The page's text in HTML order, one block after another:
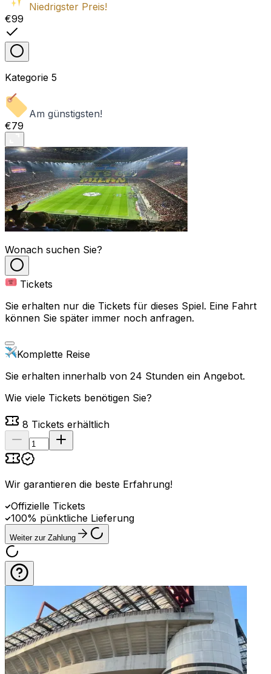
Niedrigster Preis!
€99
Kategorie 5
Am günstigsten!
€79
Wonach suchen Sie?
Tickets
Sie erhalten nur die Tickets für dieses Spiel. Eine Fahrt
können Sie später immer noch anfragen.
Komplette Reise
Sie erhalten innerhalb von 24 Stunden ein Angebot.
Wie viele Tickets benötigen Sie?
8 Tickets erhältlich
Wir garantieren die beste Erfahrung!
Offizielle Tickets
100% pünktliche Lieferung
Weiter zur Zahlung